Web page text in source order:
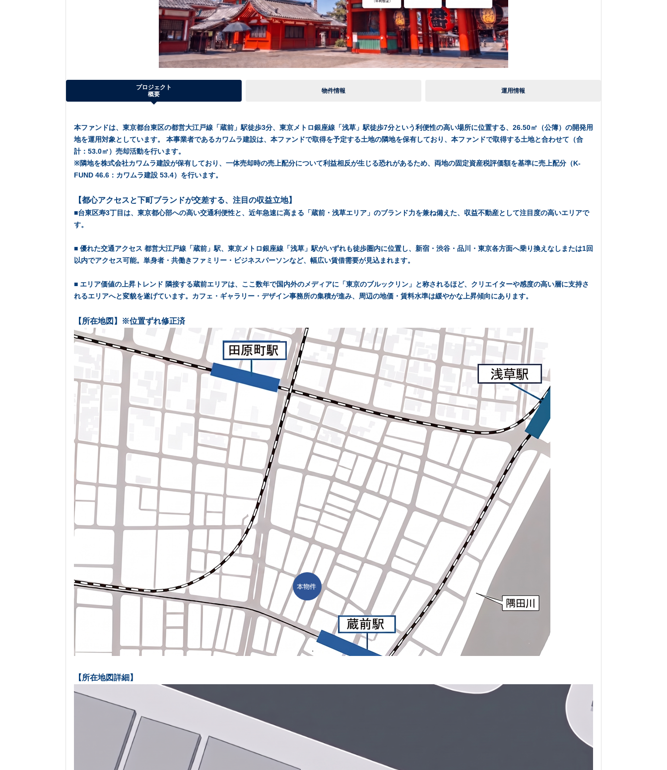
プロジェクト
概要
物件情報 運用情報
本ファンドは、東京都台東区の都営大江戸線「蔵前」駅徒歩3分、東京メトロ銀座線「浅草」駅徒歩7分という利便性の高い場所に位置する、26.50㎡（公簿）の開発用
地を運用対象としています。 本事業者であるカワムラ建設は、本ファンドで取得を予定する土地の隣地を保有しており、本ファンドで取得する土地と合わせて（合
計：53.0㎡）売却活動を行います。
※隣地を株式会社カワムラ建設が保有しており、一体売却時の売上配分について利益相反が生じる恐れがあるため、両地の固定資産税評価額を基準に売上配分（K-
FUND 46.6：カワムラ建設 53.4）を行います。
【都心アクセスと下町ブランドが交差する、注目の収益立地】
■台東区寿3丁目は、東京都心部への高い交通利便性と、近年急速に高まる「蔵前・浅草エリア」のブランド力を兼ね備えた、収益不動産として注目度の高いエリアで
す。
■ 優れた交通アクセス 都営大江戸線「蔵前」駅、東京メトロ銀座線「浅草」駅がいずれも徒歩圏内に位置し、新宿・渋谷・品川・東京各方面へ乗り換えなしまたは1回
以内でアクセス可能。単身者・共働きファミリー・ビジネスパーソンなど、幅広い賃借需要が見込まれます。
■ エリア価値の上昇トレンド 隣接する蔵前エリアは、ここ数年で国内外のメディアに「東京のブルックリン」と称されるほど、クリエイターや感度の高い層に支持さ
れるエリアへと変貌を遂げています。カフェ・ギャラリー・デザイン事務所の集積が進み、周辺の地価・賃料水準は緩やかな上昇傾向にあります。
【所在地図】※位置ずれ修正済
【所在地図詳細】